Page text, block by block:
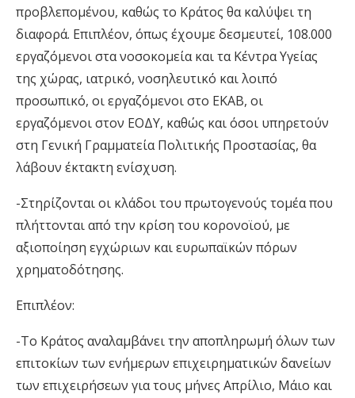
προβλεπομένου, καθώς το Κράτος θα καλύψει τη
διαφορά. Επιπλέον, όπως έχουμε δεσμευτεί, 108.000
εργαζόμενοι στα νοσοκομεία και τα Κέντρα Υγείας
της χώρας, ιατρικό, νοσηλευτικό και λοιπό
προσωπικό, οι εργαζόμενοι στο ΕΚΑΒ, οι
εργαζόμενοι στον ΕΟΔΥ, καθώς και όσοι υπηρετούν
στη Γενική Γραμματεία Πολιτικής Προστασίας, θα
λάβουν έκτακτη ενίσχυση.
-Στηρίζονται οι κλάδοι του πρωτογενούς τομέα που
πλήττονται από την κρίση του κορoνοϊού, με
αξιοποίηση εγχώριων και ευρωπαϊκών πόρων
χρηματοδότησης.
Επιπλέον:
-Το Κράτος αναλαμβάνει την αποπληρωμή όλων των
επιτοκίων των ενήμερων επιχειρηματικών δανείων
των επιχειρήσεων για τους μήνες Απρίλιο, Μάιο και